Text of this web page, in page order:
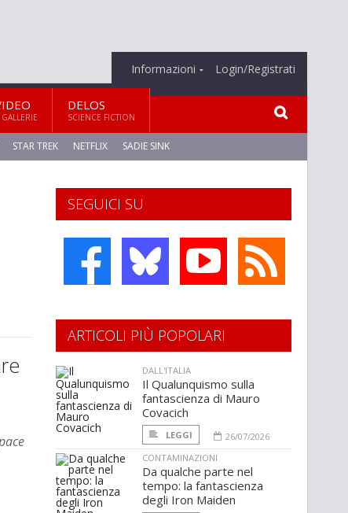
Informazioni Login/Registrati
GALLERIE
DELOS
SCIENCE FICTION
STAR TREK NETFLIX SADIE SINK
SEGUICI SU
ARTICOLI PIÙ POPOLARI
DALL'ITALIA
Il Qualunquismo sulla
fantascienza di Mauro
Covacich
LEGGI
26/07/2026
CONTAMINAZIONI
Da qualche parte nel
tempo: la fantascienza
degli Iron Maiden